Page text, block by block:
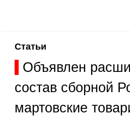
Статьи
Объявлен
состав сборной
мартовские